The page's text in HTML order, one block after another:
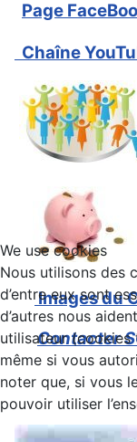
Page
Chaîne
Images du
Contacter
We use cookies
Nous utilisons des
d’entre eux sont
d’autres nous
utilisateur (cookies
même si vous
noter que, si vous
pouvoir utiliser